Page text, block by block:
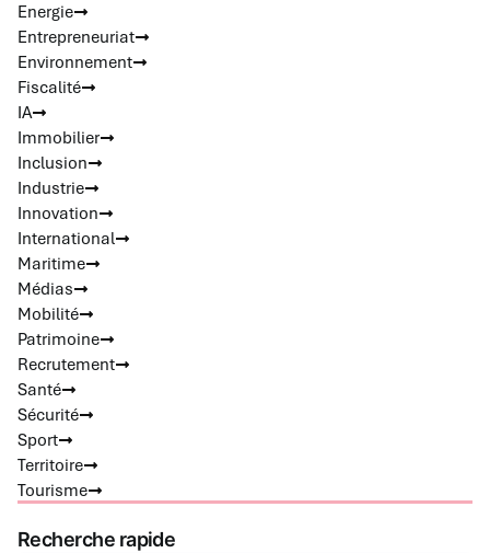
Energie
Entrepreneuriat
Environnement
Fiscalité
IA
Immobilier
Inclusion
Industrie
Innovation
International
Maritime
Médias
Mobilité
Patrimoine
Recrutement
Santé
Sécurité
Sport
Territoire
Tourisme
Recherche rapide